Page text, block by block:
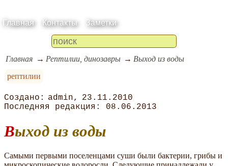
Главная Контакты Заметки
Главная Рептилии, динозавры
Выход из воды
рептилии
admin
23.11.2010
08.06.2013
Выход из воды
Самыми первыми поселенцами суши были бактерии, грибы и